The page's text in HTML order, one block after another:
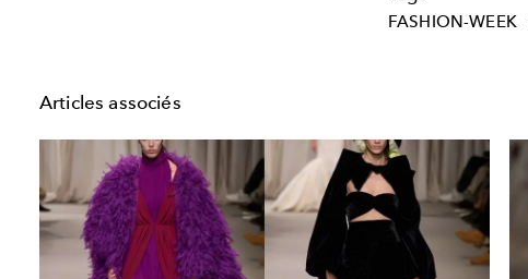
FASHION-WEEK
Articles associés